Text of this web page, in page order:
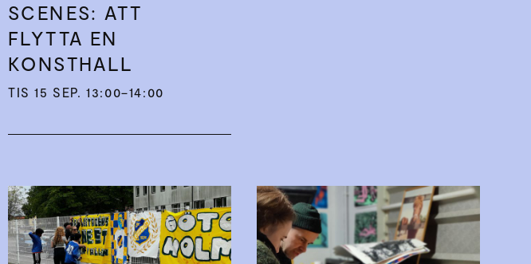
SCENES: ATT
FLYTTA EN
KONSTHALL
TIS 15 SEP. 13:00–14:00